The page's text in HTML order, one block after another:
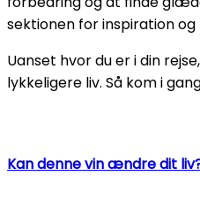
sektionen for inspiration og
Uanset hvor du er i din
lykkeligere liv. Så kom i
Kan denne vin ændre dit